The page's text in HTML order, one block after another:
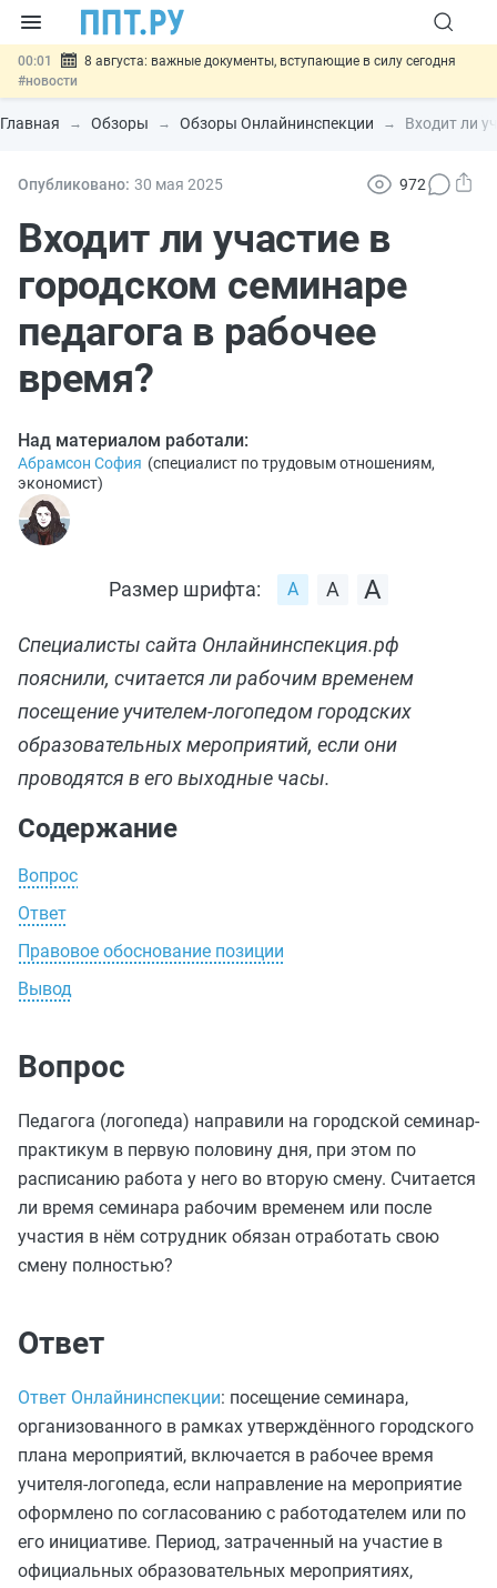
00:01
8 августа: важные документы, вступающие в силу сегодня
#новости
07.08 Подписан закон о блокировке продажи опасных товаров через
«Честный знак»#новости
07.08 Госпошлину за устранение ошибок в документах предлагают
07.08
отношений #новости
Главная Обзоры Обзоры Онлайнинспекции Входит ли
Опубликовано: 30 мая 2025 972
Входит ли участие в
городском семинаре
педагога в рабочее
время?
Над материалом работали:
Абрамсон София (специалист по трудовым отношениям,
экономист)
Размер шрифта:
Специалисты сайта Онлайнинспекция.рф
пояснили, считается ли рабочим временем
посещение учителем-логопедом городских
образовательных мероприятий, если они
проводятся в его выходные часы.
Содержание
Вопрос
Ответ
Правовое обоснование позиции
Вывод
Вопрос
Педагога (логопеда) направили на городской семинар-
практикум в первую половину дня, при этом по
расписанию работа у него во вторую смену. Считается
ли время семинара рабочим временем или после
участия в нём сотрудник обязан отработать свою
смену полностью?
Ответ
Ответ Онлайнинспекции: посещение семинара,
организованного в рамках утверждённого городского
плана мероприятий, включается в рабочее время
учителя-логопеда, если направление на мероприятие
оформлено по согласованию с работодателем или по
его инициативе. Период, затраченный на участие в
официальных образовательных мероприятиях,